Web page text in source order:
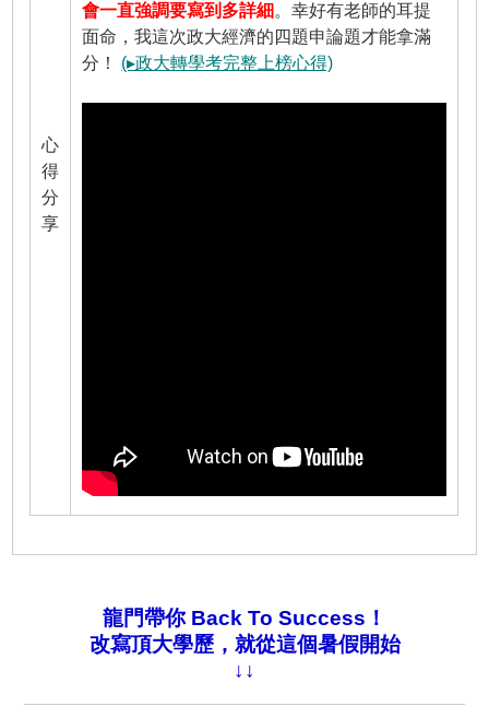
心
得
分
享
會一直強調要寫到多詳細 。幸好有老師的耳提
面命，我這次政大經濟的四題申論題才能拿滿
分！ (▸政大轉學考完整上榜心得)
龍門帶你 Back To Success！
改寫頂大學歷，就從這個暑假開始
↓↓